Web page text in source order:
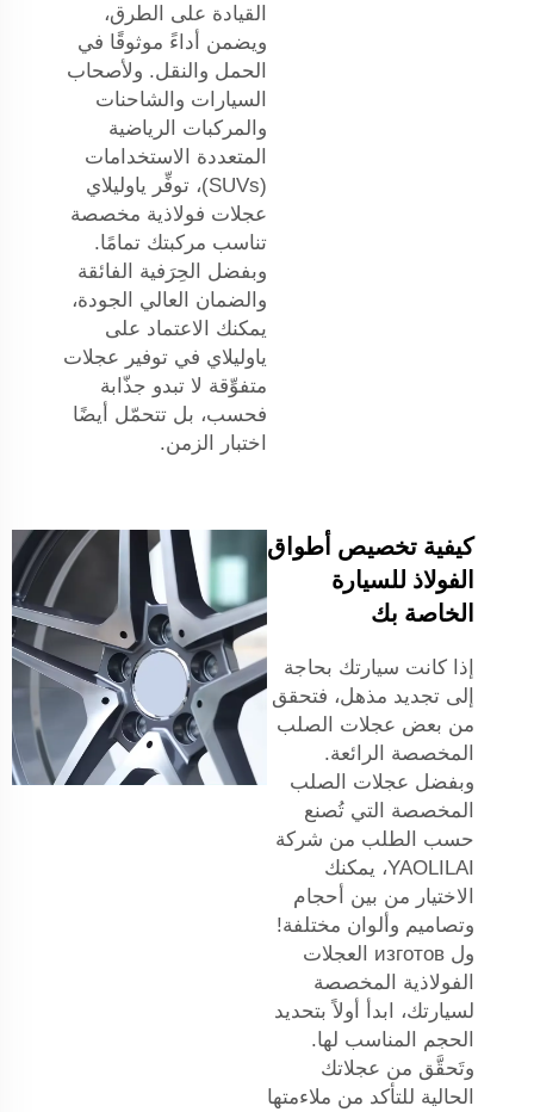
القيادة على الطرق،
ويضمن أداءً موثوقًا في
الحمل والنقل. ولأصحاب
السيارات والشاحنات
والمركبات الرياضية
المتعددة الاستخدامات
(SUVs)، توفِّر ياوليلاي
عجلات فولاذية مخصصة
تناسب مركبتك تمامًا.
وبفضل الحِرَفية الفائقة
والضمان العالي الجودة،
يمكنك الاعتماد على
ياوليلاي في توفير عجلات
متفوِّقة لا تبدو جذّابة
فحسب، بل تتحمّل أيضًا
اختبار الزمن.
كيفية تخصيص أطواق
الفولاذ للسيارة
الخاصة بك
إذا كانت سيارتك بحاجة
إلى تجديد مذهل، فتحقق
من بعض عجلات الصلب
المخصصة الرائعة.
وبفضل عجلات الصلب
المخصصة التي تُصنع
حسب الطلب من شركة
YAOLILAI، يمكنك
الاختيار من بين أحجام
وتصاميم وألوان مختلفة!
ول изготов العجلات
الفولاذية المخصصة
لسيارتك، ابدأ أولاً بتحديد
الحجم المناسب لها.
وتَحقَّق من عجلاتك
الحالية للتأكد من ملاءمتها